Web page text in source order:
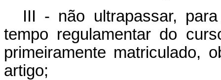
III - não ultrapassar,
tempo regulamentar do
primeiramente matriculado,
artigo;